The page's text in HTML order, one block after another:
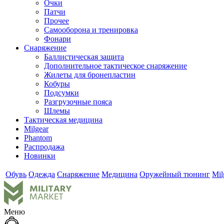
Очки
Патчи
Прочее
Самооборона и тренировка
Фонари
Снаряжение
Баллистическая защита
Дополнительное тактическое снаряжение
Жилеты для бронепластин
Кобуры
Подсумки
Разгрузочные пояса
Шлемы
Тактическая медицина
Milgear
Phantom
Распродажа
Новинки
Обувь Одежда Снаряжение Медицина Оружейный тюнинг
Меню